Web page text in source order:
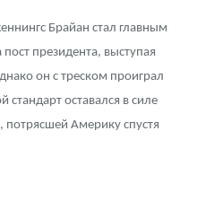
Брайан стал главным
президента, выступая
он с треском проиграл
оставался в силе
потрясшей Америку спустя